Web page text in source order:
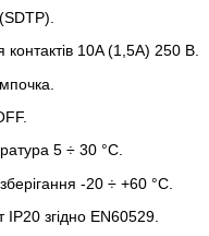
10A (1,5A) 250 В.
5 ÷ 30 °C.
-20 ÷ +60 °C.
IP20 згідно EN60529.